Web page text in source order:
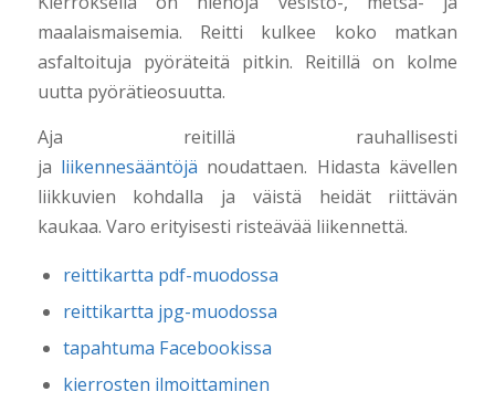
maalaismaisemia. Reitti kulkee koko matkan
asfaltoituja pyöräteitä pitkin. Reitillä on kolme
uutta pyörätieosuutta.
Aja reitillä rauhallisesti
ja liikennesääntöjä noudattaen. Hidasta kävellen
liikkuvien kohdalla ja väistä heidät riittävän
kaukaa. Varo erityisesti risteävää liikennettä.
reittikartta pdf-muodossa
reittikartta jpg-muodossa
tapahtuma Facebookissa
kierrosten ilmoittaminen